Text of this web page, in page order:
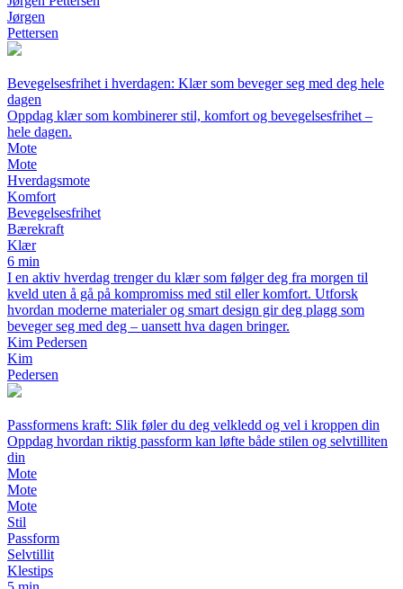
Jørgen
Pettersen
Bevegelsesfrihet i hverdagen: Klær som beveger seg med deg hele
dagen
Oppdag klær som kombinerer stil, komfort og bevegelsesfrihet –
hele dagen.
Mote
Mote
Hverdagsmote
Komfort
Bevegelsesfrihet
Bærekraft
Klær
6 min
I en aktiv hverdag trenger du klær som følger deg fra morgen til
kveld uten å gå på kompromiss med stil eller komfort. Utforsk
hvordan moderne materialer og smart design gir deg plagg som
beveger seg med deg – uansett hva dagen bringer.
Kim Pedersen
Kim
Pedersen
Passformens kraft: Slik føler du deg velkledd og vel i kroppen din
Oppdag hvordan riktig passform kan løfte både stilen og selvtilliten
din
Mote
Mote
Mote
Stil
Passform
Selvtillit
Klestips